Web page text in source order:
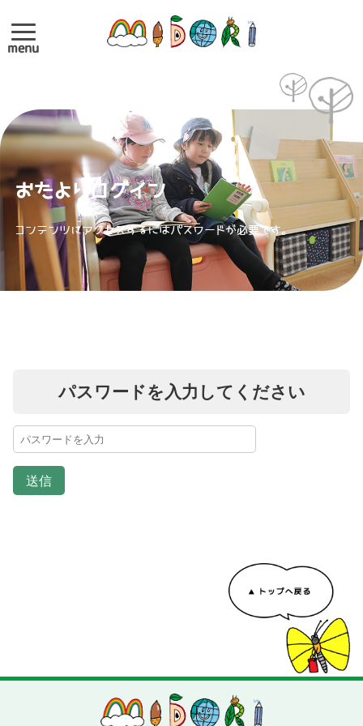
menu
おたよりログイン
コンテンツにアクセスするにはパスワードが必要です。
パスワードを入力してください
送信